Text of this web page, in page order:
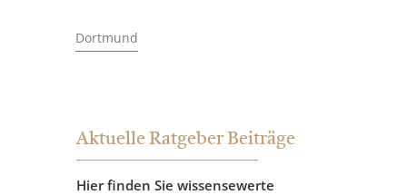
Dortmund
Aktuelle Ratgeber Beiträge
Hier finden Sie wissensewerte